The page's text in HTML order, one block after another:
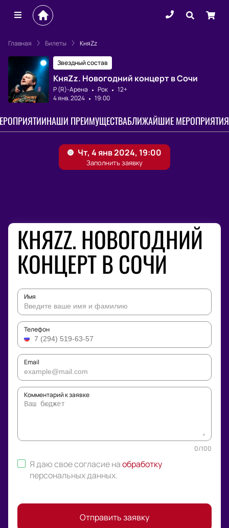
Главная Билеты КняZz
Звездный состав
КняZz. Новогодний концерт в Сочи
Р (R)-Арена Рок
12+
4 янв. 2024
19:00
НАШИ ПРЕИМУЩЕСТВАБЛИЖАЙШИЕ МЕРОПРИЯТИЯ
КНЯZZ. НОВОГОДНИЙ
КОНЦЕРТ В СОЧИ
Имя
Телефон
Email
Комментарий к заявке
0/100
Я даю свое согласие наобработку
персональных данных.
Отправить заявку